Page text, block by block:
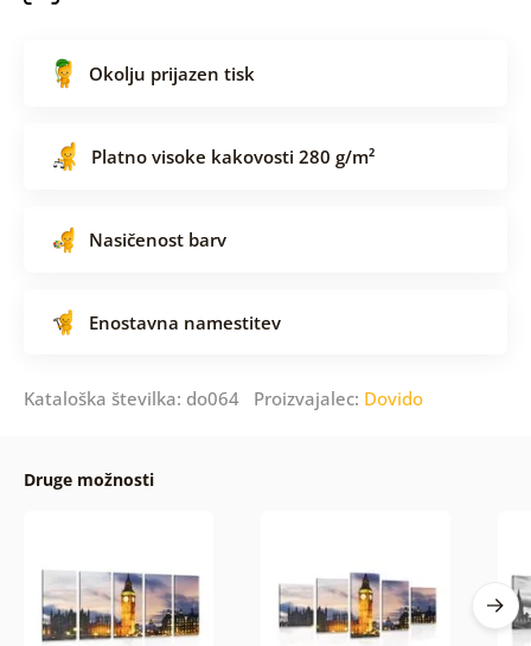
Okolju prijazen tisk
Platno visoke kakovosti 280 g/m²
Nasičenost barv
Enostavna namestitev
Kataloška številka: do064 Proizvajalec: Dovido
Druge možnosti